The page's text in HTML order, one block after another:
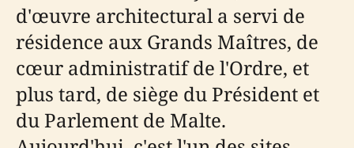
d'œuvre architectural a servi de
résidence aux Grands Maîtres, de
cœur administratif de l'Ordre, et
plus tard, de siège du Président et
du Parlement de Malte.